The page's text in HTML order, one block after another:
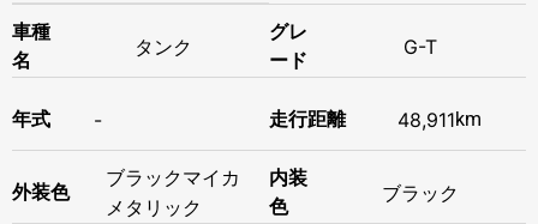
車種
名
タンク
グレ
ード
G-T
年式 - 走行距離 48,911km
外装色
ブラックマイカ
メタリック
内装
色
ブラック